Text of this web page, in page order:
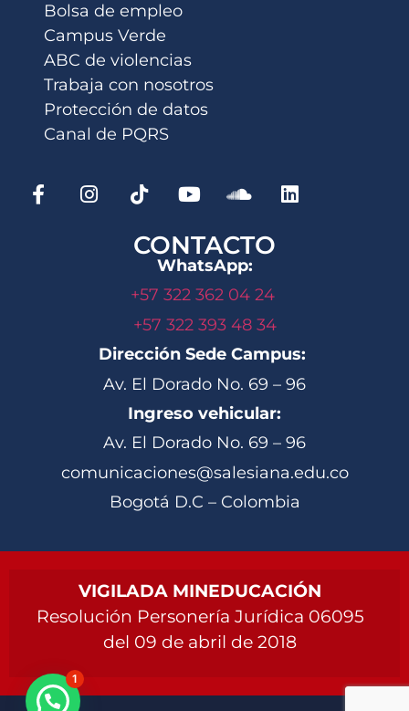
Bolsa de empleo
Campus Verde
ABC de violencias
Trabaja con nosotros
Protección de datos
Canal de PQRS
CONTACTO
WhatsApp:
+57 322 362 04 24
+57 322 393 48 34
Dirección Sede Campus:
Av. El Dorado No. 69 – 96
Ingreso vehicular:
Av. El Dorado No. 69 – 96
comunicaciones@salesiana.edu.co
Bogotá D.C – Colombia
VIGILADA MINEDUCACIÓN
Resolución Personería Jurídica 06095
del 09 de abril de 2018
1